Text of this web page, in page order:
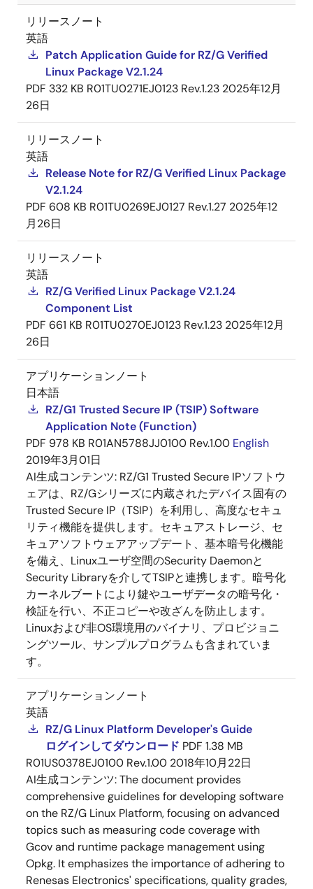
リリースノート
英語
Patch Application Guide for RZ/G Verified
Linux Package V2.1.24
PDF 332 KB R01TU0271EJ0123 Rev.1.23 2025年12月
26日
リリースノート
英語
Release Note for RZ/G Verified Linux Package
V2.1.24
PDF 608 KB R01TU0269EJ0127 Rev.1.27 2025年12
月26日
リリースノート
英語
RZ/G Verified Linux Package V2.1.24
Component List
PDF 661 KB R01TU0270EJ0123 Rev.1.23 2025年12月
26日
アプリケーションノート
日本語
RZ/G1 Trusted Secure IP (TSIP) Software
Application Note (Function)
PDF 978 KB R01AN5788JJ0100 Rev.1.00 English
2019年3月01日
AI生成コンテンツ: RZ/G1 Trusted Secure IPソフトウ
ェアは、RZ/Gシリーズに内蔵されたデバイス固有の
Trusted Secure IP（TSIP）を利用し、高度なセキュ
リティ機能を提供します。セキュアストレージ、セ
キュアソフトウェアアップデート、基本暗号化機能
を備え、Linuxユーザ空間のSecurity Daemonと
Security Libraryを介してTSIPと連携します。暗号化
カーネルブートにより鍵やユーザデータの暗号化・
検証を行い、不正コピーや改ざんを防止します。
Linuxおよび非OS環境用のバイナリ、プロビジョニ
ングツール、サンプルプログラムも含まれていま
す。
アプリケーションノート
英語
RZ/G Linux Platform Developer's Guide
ログインしてダウンロード PDF 1.38 MB
R01US0378EJ0100 Rev.1.00 2018年10月22日
AI生成コンテンツ:The document provides
comprehensive guidelines for developing software
on the RZ/G Linux Platform, focusing on advanced
topics such as measuring code coverage with
Gcov and runtime package management using
Opkg. It emphasizes the importance of adhering to
Renesas Electronics' specifications, quality grades,